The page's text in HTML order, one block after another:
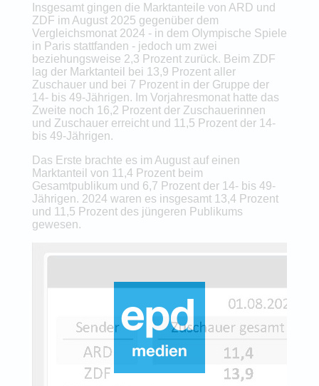
Insgesamt gingen die Marktanteile von ARD und
ZDF im August 2025 gegenüber dem
Vergleichsmonat 2024 - in dem Olympische Spiele
in Paris stattfanden - jedoch um zwei
beziehungsweise 2,3 Prozent zurück. Beim ZDF
lag der Marktanteil bei 13,9 Prozent aller
Zuschauer und bei 7 Prozent in der Gruppe der
14- bis 49-Jährigen. Im Vorjahresmonat hatte das
Zweite noch 16,2 Prozent der Zuschauerinnen
und Zuschauer erreicht und 11,5 Prozent der 14-
bis 49-Jährigen.
Das Erste brachte es im August auf einen
Marktanteil von 11,4 Prozent beim
Gesamtpublikum und 6,7 Prozent der 14- bis 49-
Jährigen. 2024 waren es insgesamt 13,4 Prozent
und 11,5 Prozent des jüngeren Publikums
gewesen.